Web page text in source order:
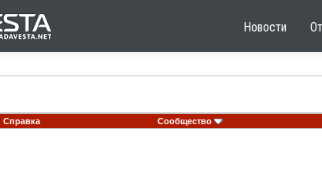
Новости
Справка Сообщество